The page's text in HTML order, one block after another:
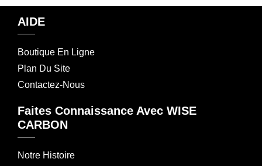
AIDE
Boutique En Ligne
Plan Du Site
Contactez-Nous
Faites Connaissance Avec WISE
CARBON
Notre Histoire